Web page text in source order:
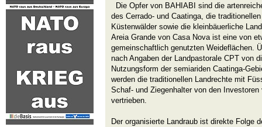
Die Opfer von BAHIABI sind die
des Cerrado- und Caatinga, die
Küstenwälder sowie die kleinbäuerliche
Areia Grande von Casa Nova ist eine von
gemeinschaftlich genutzten Weideflächen.
nach Angaben der Landpastorale CPT von
Nutzungsform der semiariden Caatinga-
werden die traditionellen Landrechte mit
Schaf- und Ziegenhalter von den Investoren
vertrieben.
Der organisierte Landraub ist direkte Folge